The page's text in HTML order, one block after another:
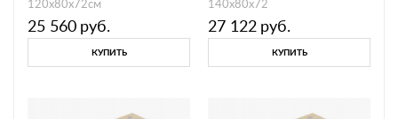
120х80х72см
25 560 руб.
КУПИТЬ
140х80х72
27 122 руб.
КУПИТЬ